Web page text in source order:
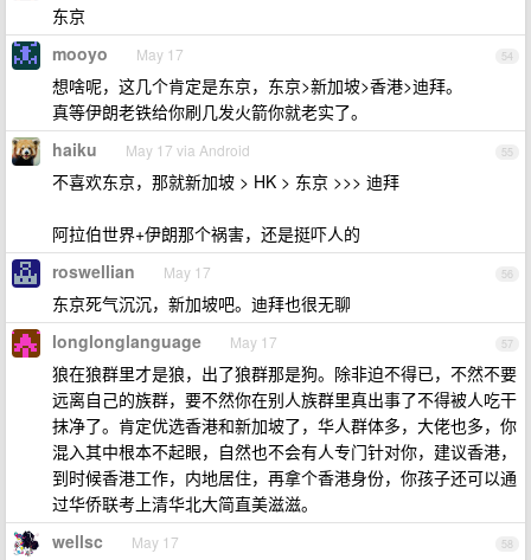
东京
54
mooyo May 17
想啥呢，这几个肯定是东京，东京>新加坡>香港>迪拜。
真等伊朗老铁给你刷几发火箭你就老实了。
55
haiku May 17 via Android
不喜欢东京，那就新加坡 > HK > 东京 >>> 迪拜
阿拉伯世界+伊朗那个祸害，还是挺吓人的
56
roswellian May 17
东京死气沉沉，新加坡吧。迪拜也很无聊
57
longlonglanguage May 17
狼在狼群里才是狼，出了狼群那是狗。除非迫不得已，不然不要
远离自己的族群，要不然你在别人族群里真出事了不得被人吃干
抹净了。肯定优选香港和新加坡了，华人群体多，大佬也多，你
混入其中根本不起眼，自然也不会有人专门针对你，建议香港，
到时候香港工作，内地居住，再拿个香港身份，你孩子还可以通
过华侨联考上清华北大简直美滋滋。
58
wellsc May 17